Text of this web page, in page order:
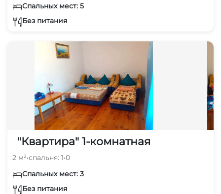
Спальных мест: 5
Без питания
"Квартира" 1-комнатная
2 м²•спальня: 1•0
Спальных мест: 3
Без питания